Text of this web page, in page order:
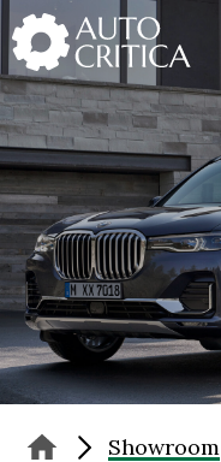
Skip
to
content
Showroom